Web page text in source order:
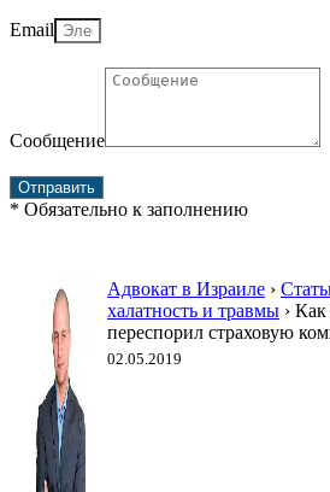
Email
Сообщение
Отправить
* Обязательно к заполнению
Адвокат в Израиле ›
халатность и травмы › Как
переспорил страховую
02.05.2019